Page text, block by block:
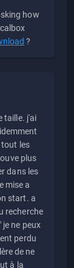
how
?
taille. j'ai
tout les
plus
dans les
mise a
start. a
recherche
je ne peux
perdu
de ne
à la